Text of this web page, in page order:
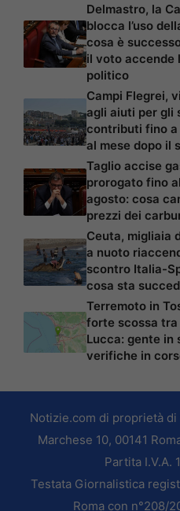
Delmastro, la
blocca l’uso
cosa è
il voto accende
politico
Campi Flegrei,
agli aiuti per gli
contributi fino
al mese dopo il
Taglio accise
prorogato fino
agosto: cosa
prezzi dei
Ceuta, migliaia
a nuoto
scontro Italia-
cosa sta
Terremoto in
forte scossa tra
Lucca: gente in
verifiche in
Notizie.com di proprietà di
Marchese 10, 00141
Partita I.V.A.
Testata Giornalistica
Roma con n°208/